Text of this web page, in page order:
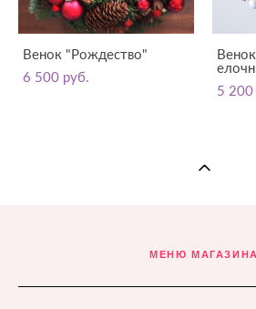
Венок "Рождество"
6 500 pуб.
5 200
МЕНЮ МАГАЗИНА